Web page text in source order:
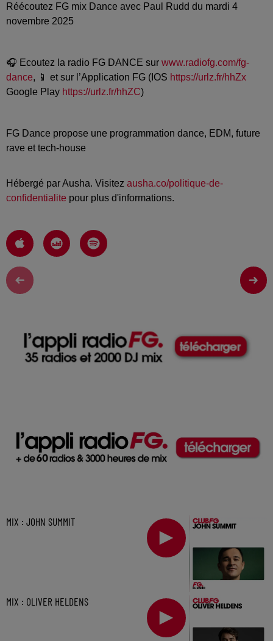
Réécoutez FG mix Dance avec Paul Rudd du mardi 4
novembre 2025
🎧 Ecoutez la radio FG DANCE sur www.radiofg.com/fg-
dance, 📱 et sur l’Application FG (IOS https://urlz.fr/hhZx
Google Play https://urlz.fr/hhZC)
FG Dance propose une programmation dance, EDM, future
rave et tech-house
Hébergé par Ausha. Visitez ausha.co/politique-de-
confidentialite pour plus d'informations.
MIX : JOHN SUMMIT
MIX : OLIVER HELDENS